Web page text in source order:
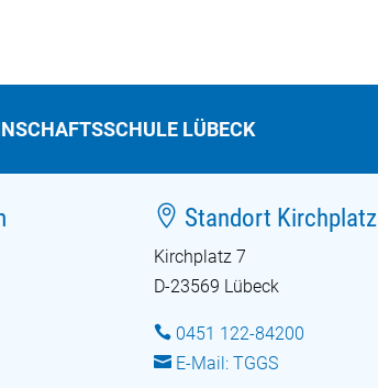
LÜBECK
 Standort Kirchplatz
Kirchplatz 7
D-23569 Lübeck
 0451 122-84200
 E-Mail: TGGS